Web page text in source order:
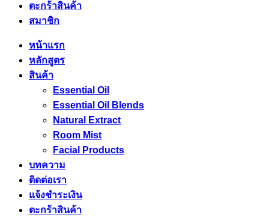
ตะกร้าสินค้า
สมาชิก
หน้าแรก
หลักสูตร
สินค้า
Essential Oil
Essential Oil Blends
Natural Extract
Room Mist
Facial Products
บทความ
ติดต่อเรา
แจ้งชำระเงิน
ตะกร้าสินค้า